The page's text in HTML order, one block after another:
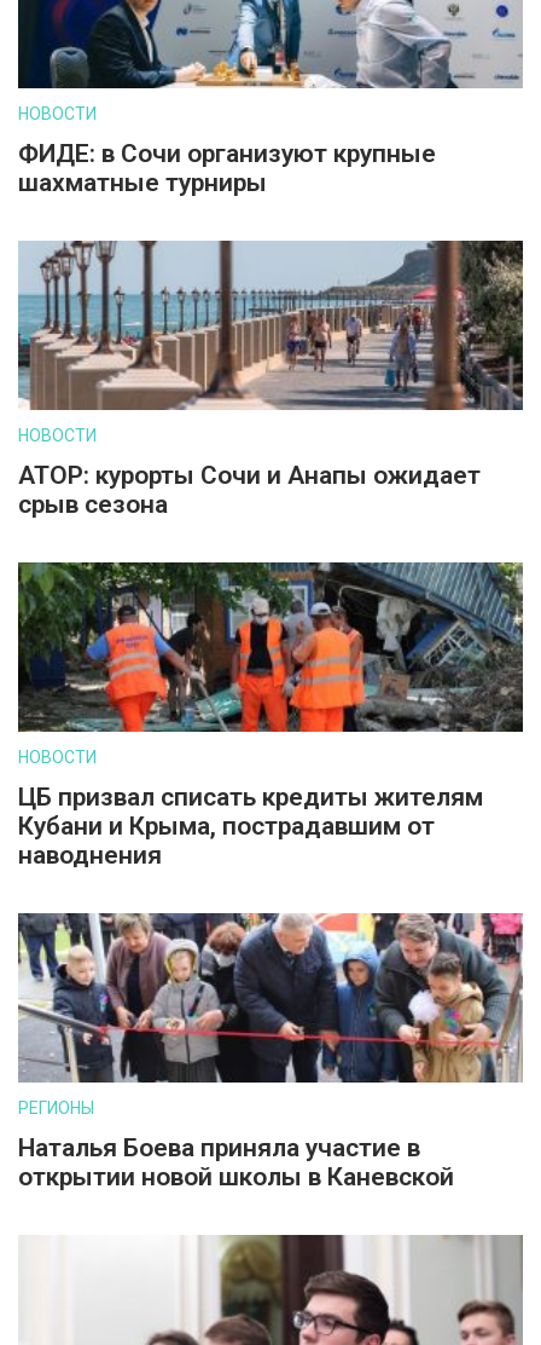
НОВОСТИ
ФИДЕ: в Сочи организуют крупные
шахматные турниры
НОВОСТИ
АТОР: курорты Сочи и Анапы ожидает
срыв сезона
НОВОСТИ
ЦБ призвал списать кредиты жителям
Кубани и Крыма, пострадавшим от
наводнения
РЕГИОНЫ
Наталья Боева приняла участие в
открытии новой школы в Каневской